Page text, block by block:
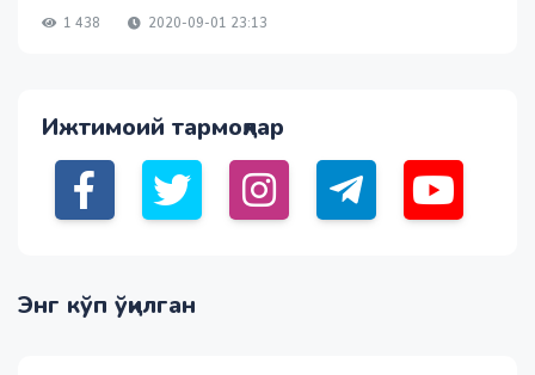
1 438 2020-09-01 23:13
Ижтимоий тармоқлар
Энг кўп ўқилган